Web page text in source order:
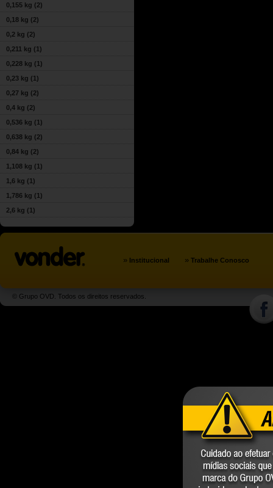
0,155 kg (2)
0,18 kg (2)
0,2 kg (2)
0,211 kg (1)
0,228 kg (1)
0,23 kg (1)
0,27 kg (2)
0,4 kg (2)
0,536 kg (1)
0,638 kg (2)
0,84 kg (2)
1,108 kg (1)
1,6 kg (1)
1,786 kg (1)
2,6 kg (1)
» Institucional » Trabalhe Conosco
© Grupo OVD. Todos os direitos reservados.